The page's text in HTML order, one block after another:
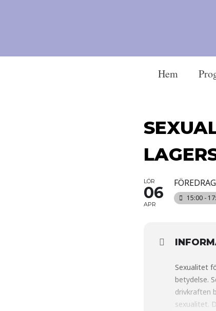
Hem
LÖR
06
APR
15:00 -
Sexualitet
betydelse.
drivkraften
sexualitet.